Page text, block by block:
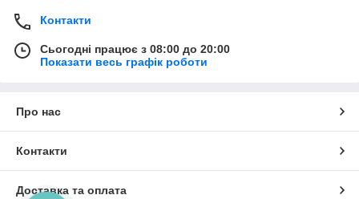
Контакти
Сьогодні працює з 08:00 до 20:00
Показати весь графік роботи
Про нас
Контакти
Доставка та оплата